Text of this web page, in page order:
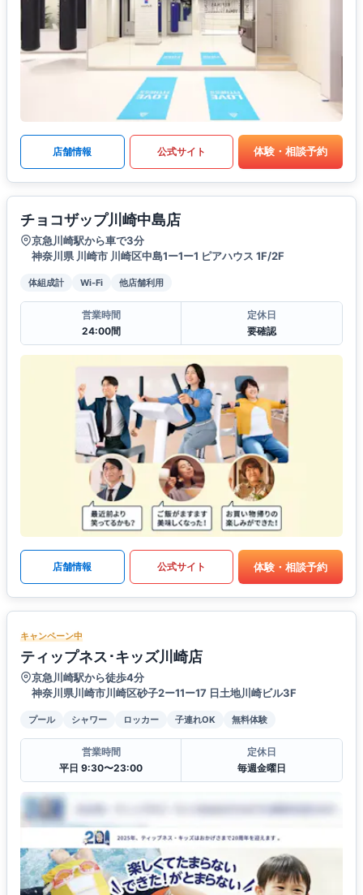
店舗情報 公式サイト 体験・相談予約
チョコザップ川崎中島店
京急川崎駅から車で3分
神奈川県 川崎市 川崎区中島1ー1ー1 ピアハウス 1F/2F
体組成計 Wi-Fi 他店舗利用
営業時間
24:00間
定休日
要確認
店舗情報 公式サイト 体験・相談予約
キャンペーン中
ティップネス･キッズ川崎店
京急川崎駅から徒歩4分
神奈川県川崎市川崎区砂子2ー11ー17 日土地川崎ビル3F
プール シャワー ロッカー 子連れOK 無料体験
営業時間
平日 9:30〜23:00
定休日
毎週金曜日